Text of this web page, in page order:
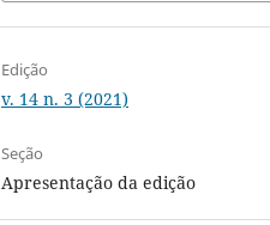
Edição
v. 14 n. 3 (2021)
Seção
Apresentação da edição